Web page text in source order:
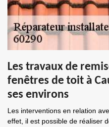
Les travaux de
fenêtres de toit à
ses environs
Les interventions en relation
effet, il est possible de réaliser